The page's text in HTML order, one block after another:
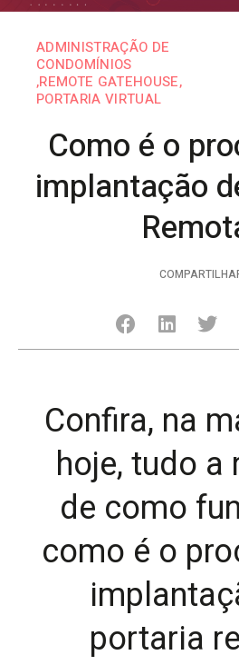
ADMINISTRAÇÃO DE
CONDOMÍNIOS
,REMOTE GATEHOUSE,
PORTARIA VIRTUAL
Como é o
implantação
Confira, na
hoje, tudo a
de como
como é o
portaria